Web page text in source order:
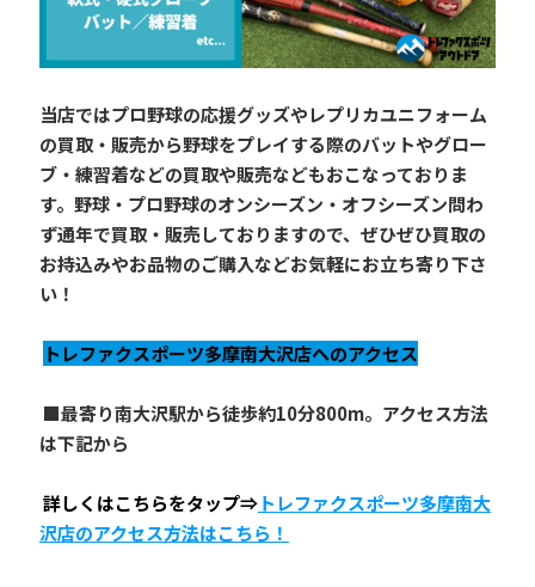
当店ではプロ野球の応援グッズやレプリカユニフォーム
の買取・販売から野球をプレイする際のバットやグロー
ブ・練習着などの買取や販売などもおこなっておりま
す。野球・プロ野球のオンシーズン・オフシーズン問わ
ず通年で買取・販売しておりますので、ぜひぜひ買取の
お持込みやお品物のご購入などお気軽にお立ち寄り下さ
い！
トレファクスポーツ多摩南大沢店へのアクセス
は下記から
詳しくはこちらをタップ⇒トレファクスポーツ多摩南大
沢店のアクセス方法はこちら！